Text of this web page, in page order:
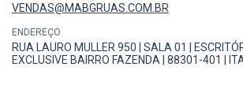
VENDAS@MABGRUAS.COM.BR
ENDEREÇO
RUA LAURO MULLER 950 | SALA 01 |
EXCLUSIVE BAIRRO FAZENDA | 88301-401 |